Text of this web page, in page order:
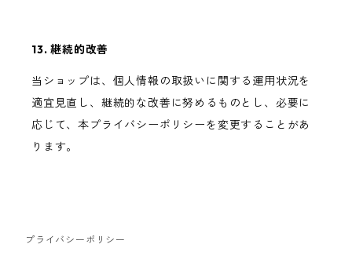
13. 継続的改善
当ショップは、個人情報の取扱いに関する運用状況を
適宜見直し、継続的な改善に努めるものとし、必要に
応じて、本プライバシーポリシーを変更することがあ
ります。
プライバシーポリシー